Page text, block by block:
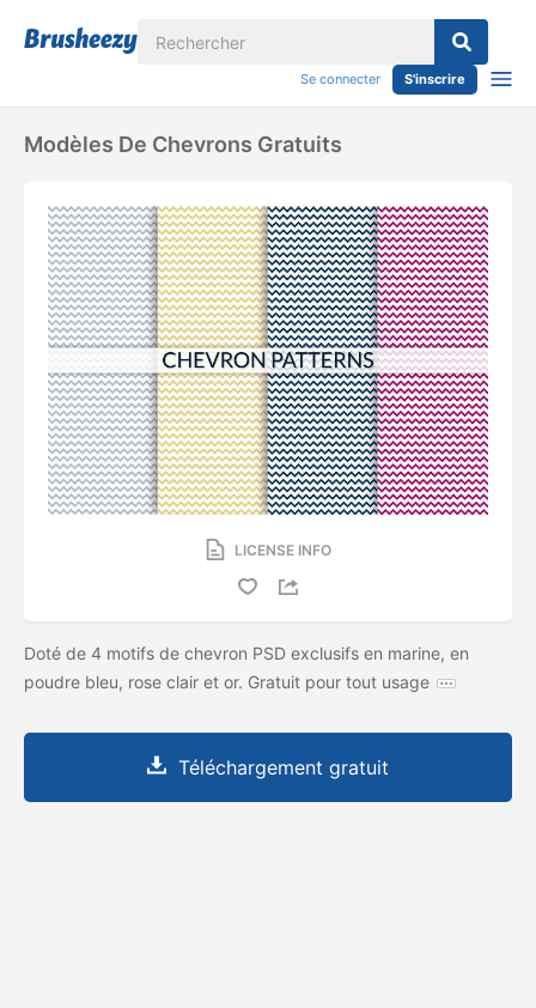
Se connecter S'inscrire
Modèles De Chevrons Gratuits
LICENSE INFO
Doté de 4 motifs de chevron PSD exclusifs en marine, en
poudre bleu, rose clair et or. Gratuit pour tout usage
Téléchargement gratuit